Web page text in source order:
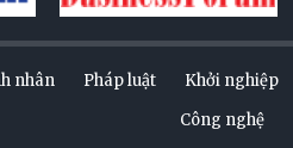
nhân Pháp luật Khởi nghiệp
Công nghệ